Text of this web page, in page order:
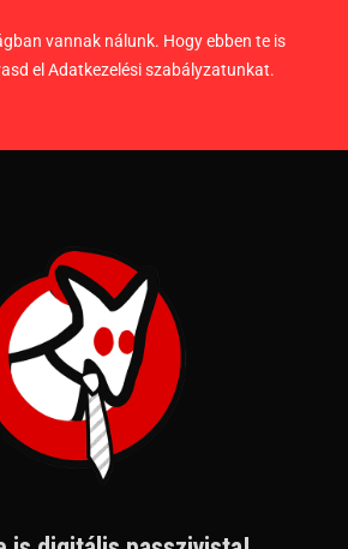
vannak nálunk. Hogy ebben te is
el Adatkezelési szabályzatunkat.